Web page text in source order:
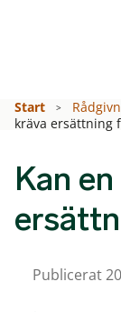
Start
kräva ersättning
Kan
Publicerat